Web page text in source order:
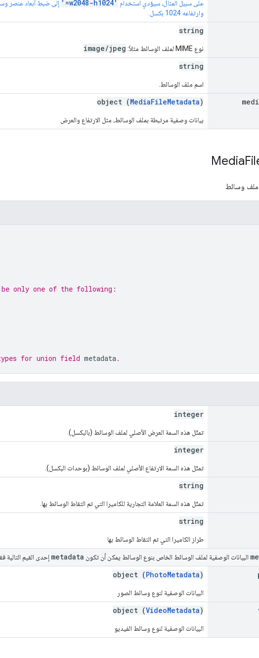
على سبيل المثال، سيؤدي استخدام '=w2048-h1024'
وارتفاعه 1024 بكسل.
string
نوع MIME لملف الوسائط مثلاً:
image/jpeg
string
اسم ملف الوسائط.
object (MediaFileMetadata)
بيانات وصفية مرتبطة بملف الوسائط، مثل الارتفاع والعرض
Media
ملف وسائط
be only one of the following:
for union field metadata.
integer
تمثّل هذه السمة العرض الأصلي لملف الوسائط (بالبكسل).
integer
تمثّل هذه السمة الارتفاع الأصلي لملف الوسائط (بوحدات البكسل).
string
تمثّل هذه السمة العلامة التجارية للكاميرا التي تم التقاط الوسائط بها.
string
طراز الكاميرا التي تم التقاط الوسائط بها
البيانات الوصفية لملف الوسائط الخاص بنوع الوسائط يمكن أن تكون metadata إحدى القيم التالية
object (PhotoMetadata)
البيانات الوصفية لنوع وسائط الصور
object (VideoMetadata)
البيانات الوصفية لنوع وسائط الفيديو